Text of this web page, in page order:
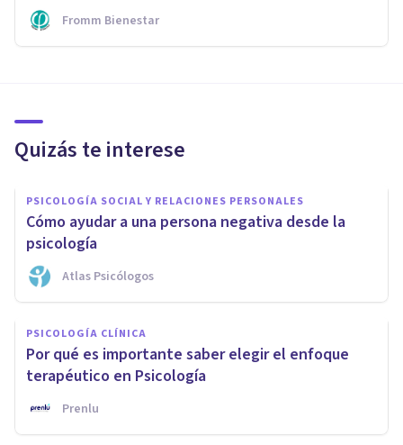
Fromm Bienestar
Quizás te interese
PSICOLOGÍA SOCIAL Y RELACIONES PERSONALES
Cómo ayudar a una persona negativa desde la
psicología
Atlas Psicólogos
PSICOLOGÍA CLÍNICA
Por qué es importante saber elegir el enfoque
terapéutico en Psicología
Prenlu